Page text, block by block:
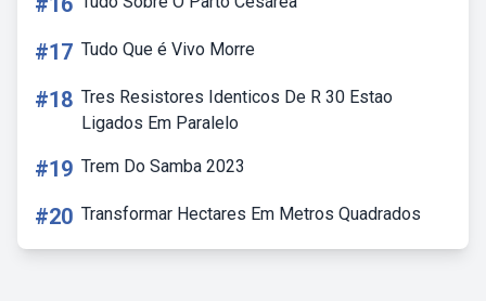
#17 Tudo Que é Vivo Morre
#18 Tres Resistores Identicos De R 30 Estao
Ligados Em Paralelo
#19 Trem Do Samba 2023
#20 Transformar Hectares Em Metros Quadrados